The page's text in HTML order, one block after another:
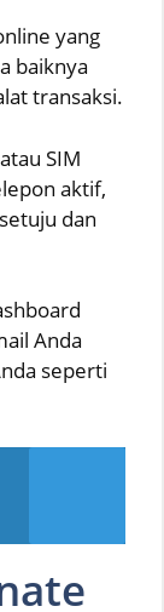
yang
baiknya
transaksi.
SIM
aktif,
dan
Anda
seperti